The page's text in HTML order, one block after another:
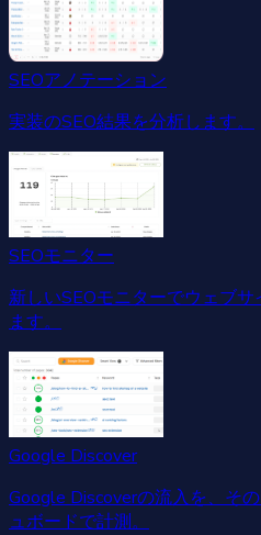
SEOアノテーション
実装のSEO結果を分析します。
SEOモニター
新しいSEOモニターでウェブ
ます。
Google Discover
Google Discoverの流入を、そ
ュボードで計測。